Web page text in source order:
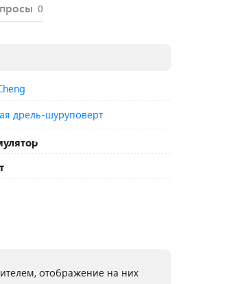
0
дрель-шуруповерт
отображение на них